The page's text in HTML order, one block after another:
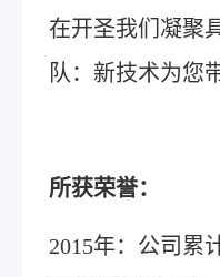
在开圣我们凝聚
队：新技术为您
所获荣誉：
2015年：公司累